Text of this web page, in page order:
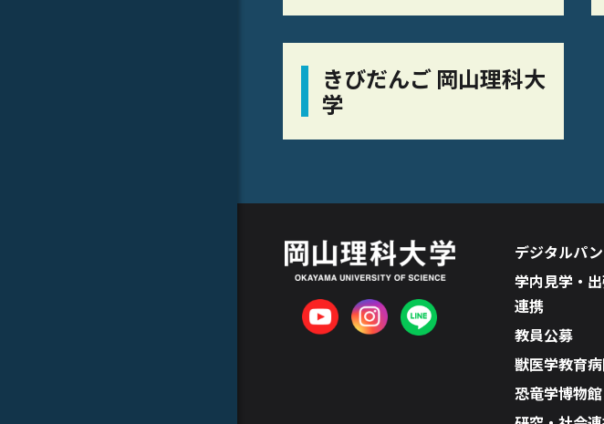
きびだんご 岡山理科大
学
デジタルパ
学内見学・
連携
教員公募
獣医学教育
恐竜学博物館